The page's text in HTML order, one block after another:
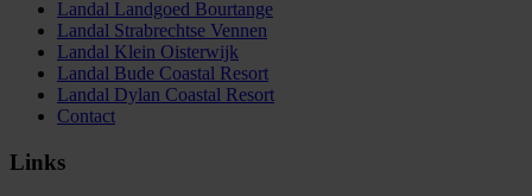
Landal Landgoed Bourtange
Landal Strabrechtse Vennen
Landal Klein Oisterwijk
Landal Bude Coastal Resort
Landal Dylan Coastal Resort
Contact
Links